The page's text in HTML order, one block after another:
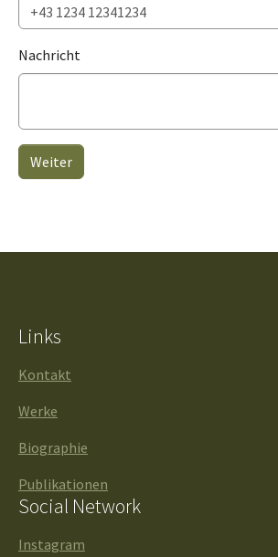
Nachricht
Weiter
Links
Kontakt
Werke
Biographie
Publikationen
Social Network
Instagram